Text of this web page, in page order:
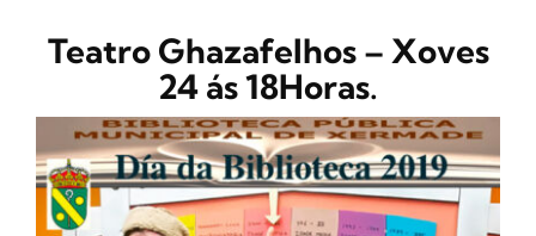
Teatro Ghazafelhos – Xoves
24 ás 18Horas.